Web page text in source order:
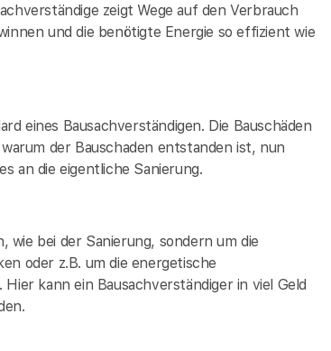
zeigt Wege auf den Verbrauch
und die benötigte Energie so effizient wie
eines Bausachverständigen. Die Bauschäden
der Bauschaden entstanden ist, nun
an die eigentliche Sanierung.
wie bei der Sanierung, sondern um die
oder z.B. um die energetische
kann ein Bausachverständiger in viel Geld